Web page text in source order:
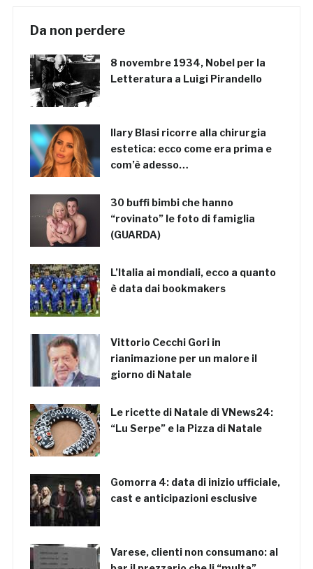
Da non perdere
8 novembre 1934, Nobel per la
Letteratura a Luigi Pirandello
Ilary Blasi ricorre alla chirurgia
estetica: ecco come era prima e
com’è adesso…
30 buffi bimbi che hanno
“rovinato” le foto di famiglia
(GUARDA)
L’Italia ai mondiali, ecco a quanto
è data dai bookmakers
Vittorio Cecchi Gori in
rianimazione per un malore il
giorno di Natale
Le ricette di Natale di VNews24:
“Lu Serpe” e la Pizza di Natale
Gomorra 4: data di inizio ufficiale,
cast e anticipazioni esclusive
Varese, clienti non consumano: al